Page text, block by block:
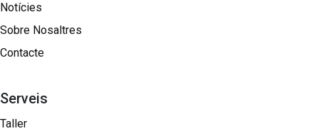
Notícies
Sobre Nosaltres​
Contacte
Serveis
Taller